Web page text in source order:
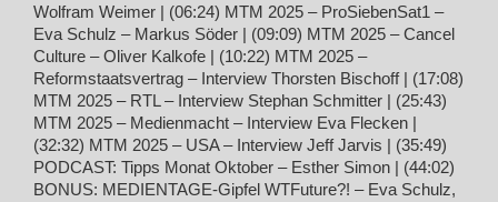
Wolfram Weimer | (06:24) MTM 2025 – ProSiebenSat1 –
Eva Schulz – Markus Söder | (09:09) MTM 2025 – Cancel
Culture – Oliver Kalkofe | (10:22) MTM 2025 –
Reformstaatsvertrag – Interview Thorsten Bischoff | (17:08)
MTM 2025 – RTL – Interview Stephan Schmitter | (25:43)
MTM 2025 – Medienmacht – Interview Eva Flecken |
(32:32) MTM 2025 – USA – Interview Jeff Jarvis | (35:49)
PODCAST: Tipps Monat Oktober – Esther Simon | (44:02)
BONUS: MEDIENTAGE-Gipfel WTFuture?! – Eva Schulz,